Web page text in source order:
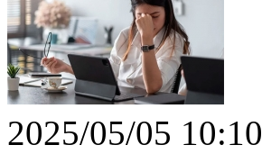
2025/05/05 10:10